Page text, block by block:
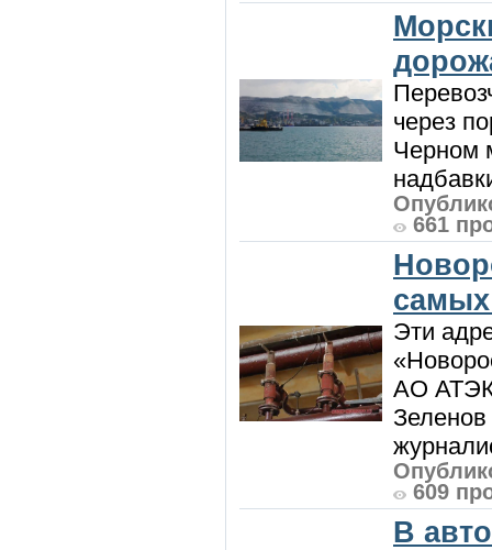
через
Черном
661
Эти
АО АТЭК
Зеленов
609
В